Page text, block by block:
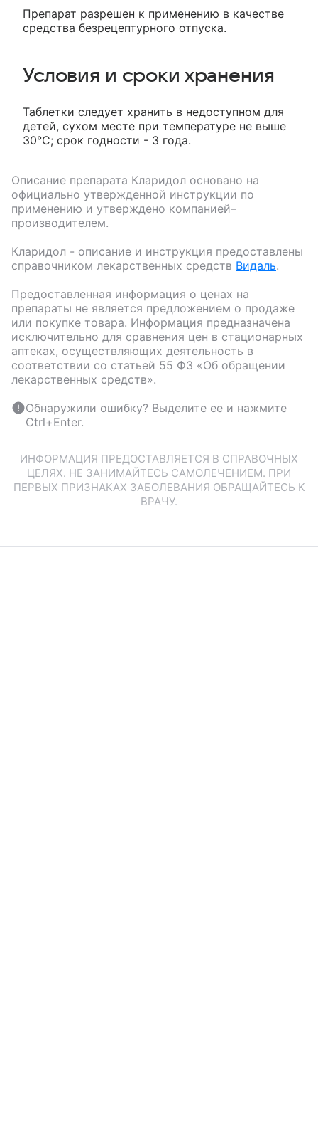
Препарат разрешен к применению в качестве
средства безрецептурного отпуска.
Условия и сроки хранения
Таблетки следует хранить в недоступном для
детей, сухом месте при температуре не выше
30°С; срок годности - 3 года.
Описание препарата Кларидол основано на
официально утвержденной инструкции по
применению и утверждено компанией–
производителем.
Кларидол - описание и инструкция предоставлены
справочником лекарственных средств Видаль.
Предоставленная информация о ценах на
препараты не является предложением о продаже
или покупке товара. Информация предназначена
исключительно для сравнения цен в стационарных
аптеках, осуществляющих деятельность в
соответствии со статьей 55 ФЗ «Об обращении
лекарственных средств».
Обнаружили ошибку? Выделите ее и нажмите
Ctrl+Enter.
ИНФОРМАЦИЯ ПРЕДОСТАВЛЯЕТСЯ В СПРАВОЧНЫХ
ЦЕЛЯХ. НЕ ЗАНИМАЙТЕСЬ САМОЛЕЧЕНИЕМ. ПРИ
ПЕРВЫХ ПРИЗНАКАХ ЗАБОЛЕВАНИЯ ОБРАЩАЙТЕСЬ К
ВРАЧУ.